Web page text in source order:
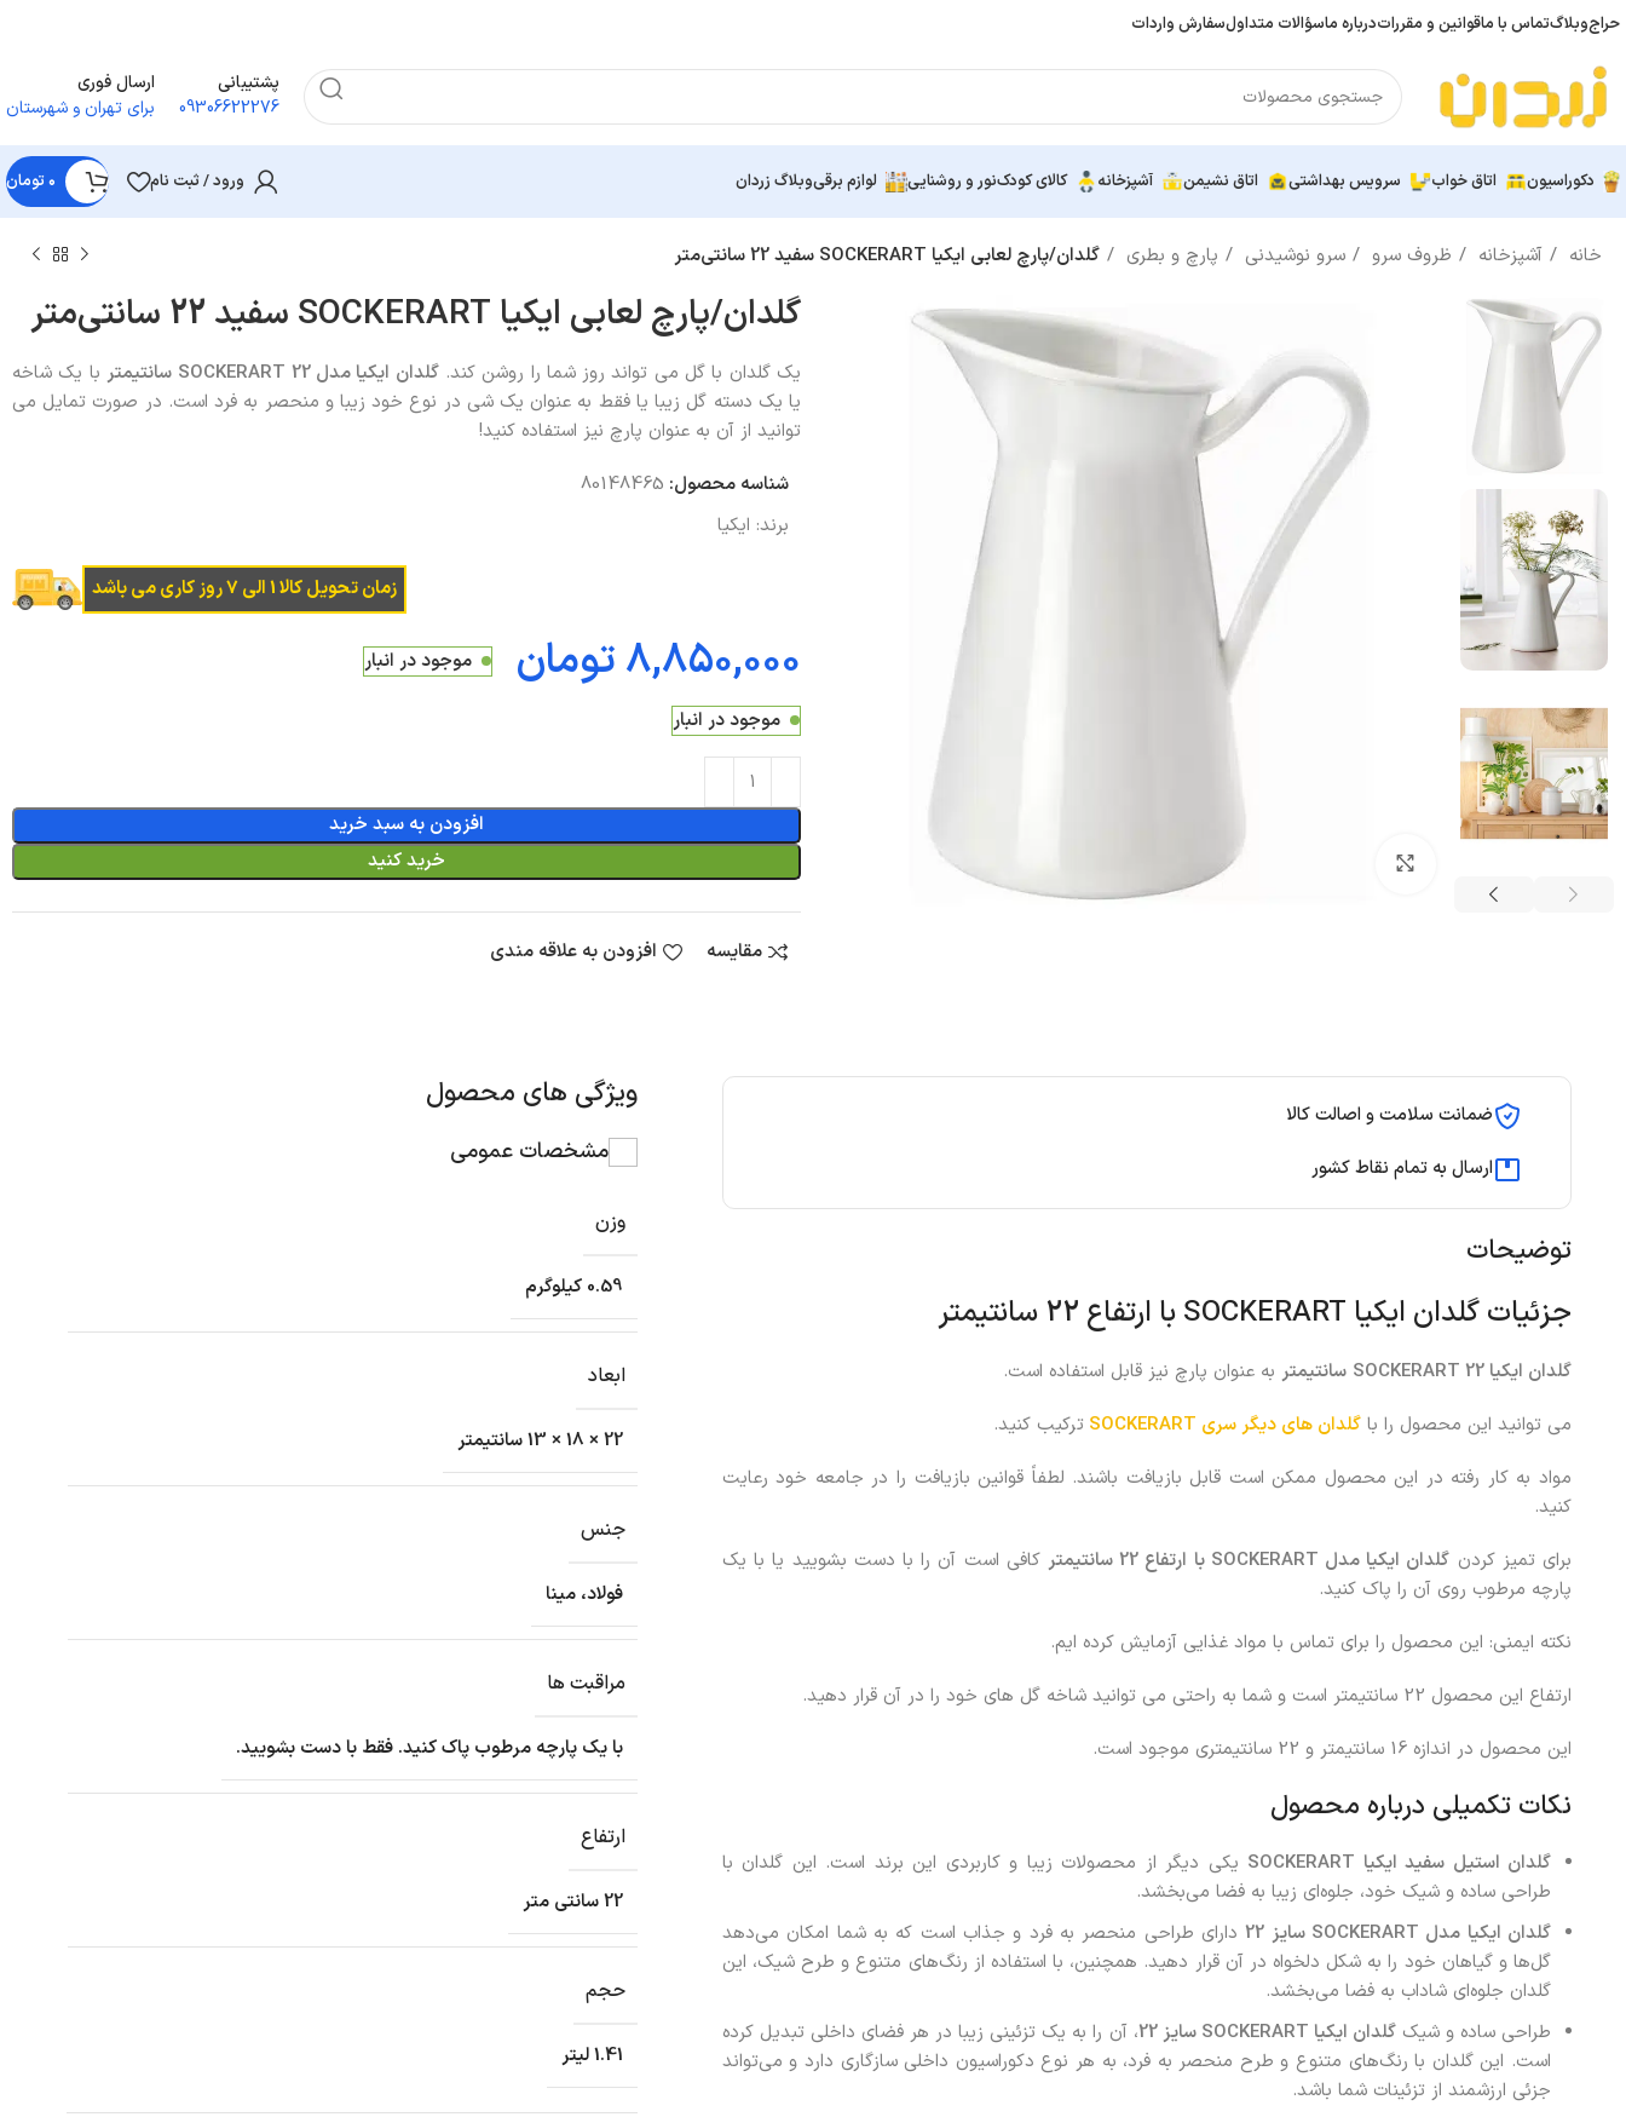
حراجوبلاگتماس با ماقوانین و مقرراتدرباره ماسؤالات متداولسفارش واردات
پشتیبانی
09306622276
ارسال فوری
برای تهران و شهرستان
دکوراسیون اتاق خواب سرویس بهداشتی اتاق نشیمن آشپزخانه کالای کودکنور و روشنایی لوازم برقیوبلاگ زردان ورود / ثبت نام ۰تومان
خانه آشپزخانه ظروف سرو سرو نوشیدنی پارچ و بطری گلدان/پارچ لعابی ایکیا SOCKERART سفید 22 سانتی‌متر
گلدان/پارچ لعابی ایکیا SOCKERART سفید 22 سانتی‌متر
یک گلدان با گل می تواند روز شما را روشن کند.گلدان ایکیا مدل SOCKERART
22 سانتیمتر با یک شاخه
یا یک دسته گل زیبا یا فقط به عنوان یک شی در نوع خود زیبا و منحصر به فرد است. در صورت تمایل می
توانید از آن به عنوان پارچ نیز استفاده کنید!
شناسه محصول: 80148465
برند: ایکیا
زمان تحویل کالا 1 الی 7 روز کاری می باشد
تومان موجود در انبار
موجود در انبار
افزودن به سبد خرید
خرید کنید
مقایسه افزودن به علاقه مندی
ضمانت سلامت و اصالت کالا
ارسال به تمام نقاط کشور
توضیحات
جزئیات گلدان ایکیا SOCKERART با ارتفاع 22 سانتیمتر
گلدان ایکیا 22 سانتیمتر به عنوان پارچ نیز قابل استفاده است.
می توانید این محصول را با گلدان های دیگر سری SOCKERART
ترکیب کنید.
مواد به کار رفته در این محصول ممکن است قابل بازیافت باشند. لطفاً قوانین بازیافت را در جامعه خود رعایت
کنید.
برای تمیز کردن گلدان ایکیا مدل با ارتفاع 22 سانتیمتر
کافی است آن را با دست بشویید یا با یک
پارچه مرطوب روی آن را پاک کنید.
نکته ایمنی: این محصول را برای تماس با مواد غذایی آزمایش کرده ایم.
ارتفاع این محصول 22 سانتیمتر است و شما به راحتی می توانید شاخه گل های خود را در آن قرار دهید.
این محصول در اندازه 16 سانتیمتر و 22 سانتیمتری موجود است.
نکات تکمیلی درباره محصول
گلدان استیل سفید ایکیا
یکی دیگر از محصولات زیبا و کاربردی این برند است. این گلدان با
طراحی ساده و شیک خود، جلوه‌ای زیبا به فضا می‌بخشد.
گلدان ایکیا مدل
سایز 22
دارای طراحی منحصر به فرد و جذاب است که به شما امکان می‌دهد
گل‌ها و گیاهان خود را به شکل دلخواه در آن قرار دهید. همچنین، با استفاده از رنگ‌های متنوع و طرح شیک، این
گلدان جلوه‌ای شاداب به فضا می‌بخشد.
طراحی ساده و شیکگلدان ایکیا سایز 22
، آن را به یک تزئینی زیبا در هر فضای داخلی تبدیل کرده
است. این گلدان با رنگ‌های متنوع و طرح منحصر به فرد، به هر نوع دکوراسیون داخلی سازگاری دارد و می‌تواند
جزئی ارزشمند از تزئینات شما باشد.
ویژگی های محصول
مشخصات عمومی
وزن
0.59 کیلوگرم
ابعاد
22 × 18 × 13 سانتیمتر
جنس
فولاد، مینا
مراقبت ها
با یک پارچه مرطوب پاک کنید. فقط با دست بشویید.
ارتفاع
22 سانتی متر
حجم
1.41 لیتر